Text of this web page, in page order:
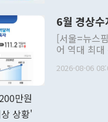
주의적 희망
관의 대북
관 부처 장
관의 무리한
다. [정동영 통일부 장관이 지난달 23일 오후 서울 종로구 정부서울청사에
6월 경상
[서울=뉴스
어 역대 최
료=한국은행] 한국은행이 6일 발표한 '2026년 6월 국제수지(잠정)'
2026-08-06
만원
상황'